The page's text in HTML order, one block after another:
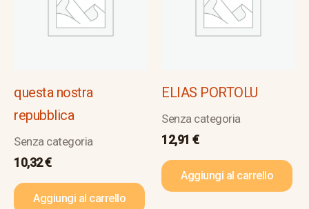
questa nostra
repubblica
Senza categoria
10,32€
Aggiungi al carrello
ELIAS PORTOLU
Senza categoria
12,91 €
Aggiungi al carrello